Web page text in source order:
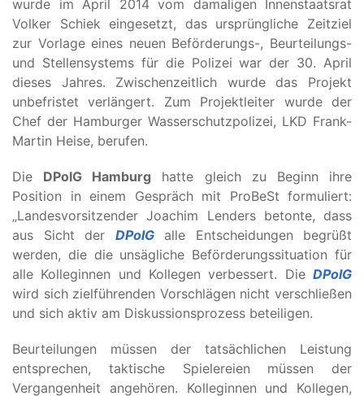
wurde im April 2014 vom damaligen Innenstaatsrat
Volker Schiek eingesetzt, das ursprüngliche Zeitziel
zur Vorlage eines neuen Beförderungs-, Beurteilungs-
und Stellensystems für die Polizei war der 30. April
dieses Jahres. Zwischenzeitlich wurde das Projekt
unbefristet verlängert. Zum Projektleiter wurde der
Chef der Hamburger Wasserschutzpolizei, LKD Frank-
Martin Heise, berufen.
Die DPolG Hamburg hatte gleich zu Beginn ihre
Position in einem Gespräch mit ProBeSt formuliert:
„Landesvorsitzender Joachim Lenders betonte, dass
aus Sicht der
DPolGalle Entscheidungen begrüßt
werden, die die unsägliche Beförderungssituation für
alle Kolleginnen und Kollegen verbessert. Die DPolG
wird sich zielführenden Vorschlägen nicht verschließen
und sich aktiv am Diskussionsprozess beteiligen.
Beurteilungen müssen der tatsächlichen Leistung
entsprechen, taktische Spielereien müssen der
Vergangenheit angehören. Kolleginnen und Kollegen,